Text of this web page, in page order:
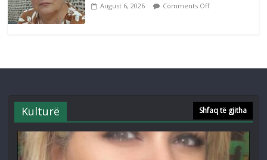
August 6, 2026 Comments Off
Kulturë Shfaq të gjitha